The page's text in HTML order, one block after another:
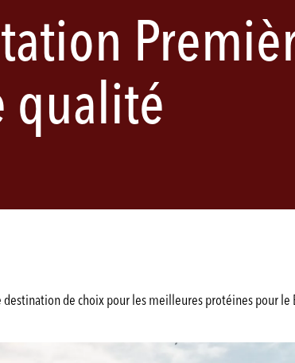
qualité
de choix pour les meilleures protéines pour le